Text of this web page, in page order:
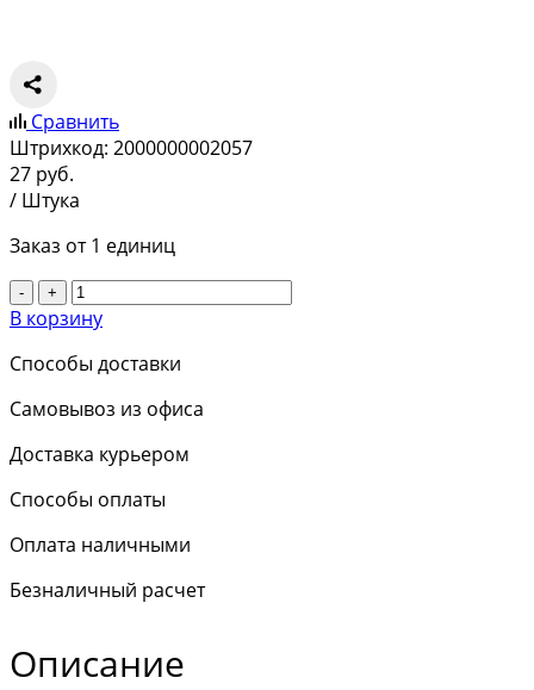
Сравнить
Штрихкод: 2000000002057
27 руб.
/ Штука
Заказ от 1 единиц
- +
В корзину
Способы доставки
Самовывоз из офиса
Доставка курьером
Способы оплаты
Оплата наличными
Безналичный расчет
Описание